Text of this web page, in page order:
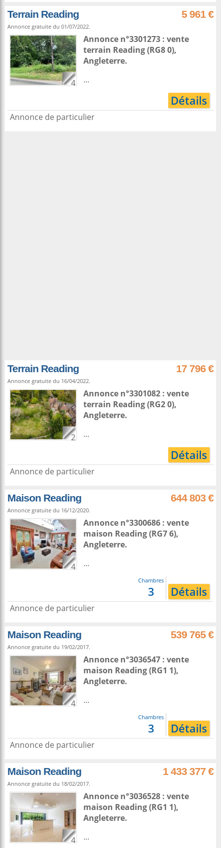
Terrain Reading 5 961 €
Annonce gratuite du 01/07/2022.
4
Annonce n°3301273 : vente
terrain Reading(RG8 0),
Angleterre.
...
Détails
Annonce de particulier
Terrain Reading 17 796 €
Annonce gratuite du 16/04/2022.
2
Annonce n°3301082 : vente
terrain Reading(RG2 0),
Angleterre.
...
Détails
Annonce de particulier
Maison Reading 644 803 €
Annonce gratuite du 16/12/2020.
4
Annonce n°3300686 : vente
maison Reading(RG7 6),
Angleterre.
...
Chambres
3 Détails
Annonce de particulier
Maison Reading 539 765 €
Annonce gratuite du 19/02/2017.
4
Annonce n°3036547 : vente
maison Reading(RG1 1),
Angleterre.
...
Chambres
3 Détails
Annonce de particulier
Maison Reading 1 433 377 €
Annonce gratuite du 18/02/2017.
4
Annonce n°3036528 : vente
maison Reading(RG1 1),
Angleterre.
...